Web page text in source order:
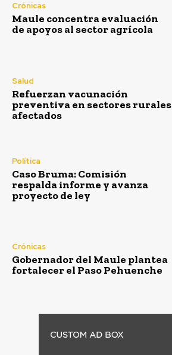
Crónicas
Maule concentra evaluación
de apoyos al sector agrícola
Salud
Refuerzan vacunación
preventiva en sectores rurales
afectados
Política
Caso Bruma: Comisión
respalda informe y avanza
proyecto de ley
Crónicas
Gobernador del Maule plantea
fortalecer el Paso Pehuenche